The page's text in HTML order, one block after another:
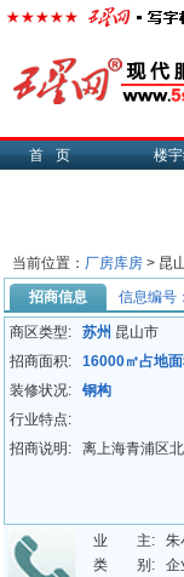
首页 楼
当前位置： 厂房库房 > 昆
招商信息
信息编号
商区类型: 苏州 昆山市
招商面积:
16000㎡占地
装修状况:
钢构
行业特点:
招商说明:
离上海青浦区
业 主: 朱
类 别:
企